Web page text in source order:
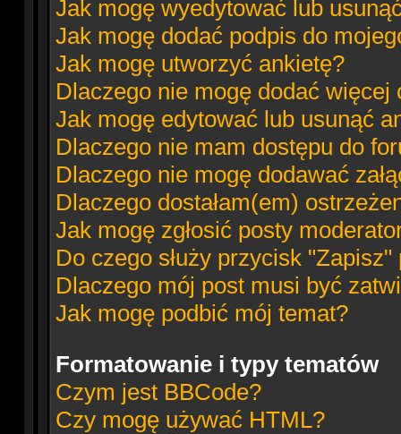
Jak mogę wyedytować lub
Jak mogę dodać podpis do
Jak mogę utworzyć ankietę?
Dlaczego nie mogę dodać więcej
Jak mogę edytować lub usunąć
Dlaczego nie mam dostępu do
Dlaczego nie mogę dodawać
Dlaczego dostałam(em)
Jak mogę zgłosić posty
Do czego służy przycisk
Dlaczego mój post musi być
Jak mogę podbić mój temat?
Formatowanie i typy tematów
Czym jest BBCode?
Czy mogę używać HTML?